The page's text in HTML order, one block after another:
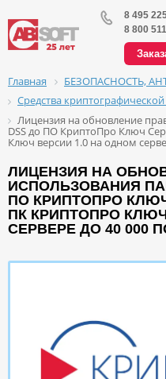
8 495
8 800
Главная БЕЗОПАСНОСТЬ,
Средства
Лицензия на обновление
DSS до ПО КриптоПро Ключ
Ключ версии 1.0 на одном
ЛИЦЕНЗИЯ НА
ИСПОЛЬЗОВАНИЯ
ПО КРИПТОПРО
ПК КРИПТОПРО
СЕРВЕРЕ ДО 40 000